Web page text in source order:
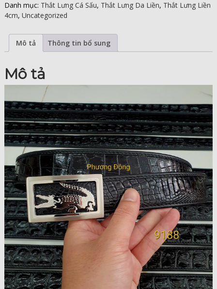
Danh mục: Thắt Lưng Cá Sấu, Thắt Lưng Da Liền, Thắt Lưng Liền
4cm, Uncategorized
Mô tả Thông tin bổ sung
Mô tả